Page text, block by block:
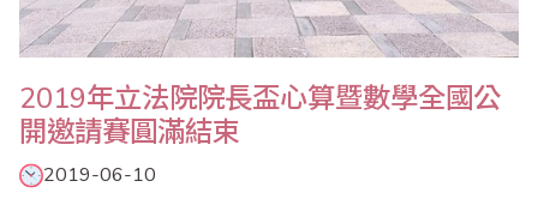
2019年立法院院長盃心算暨數學全國公
開邀請賽圓滿結束
2019-06-10